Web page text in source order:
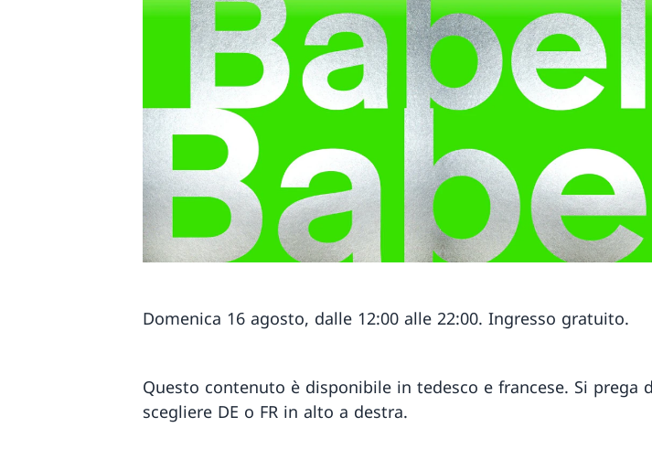
Domenica 16 agosto, dalle 12:00 alle 22:00. Ingresso gratuito.
Questo contenuto è disponibile in tedesco e francese. Si prega
scegliere DE o FR in alto a destra.